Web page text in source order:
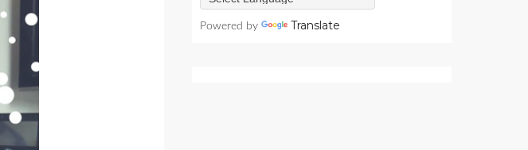
Powered by Translate